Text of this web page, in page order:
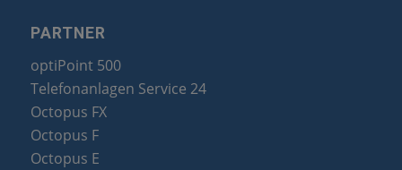
PARTNER
optiPoint 500
Telefonanlagen Service 24
Octopus FX
Octopus F
Octopus E